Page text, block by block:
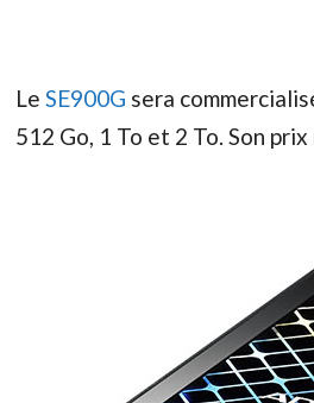
Le SE900G sera
512 Go, 1 To et 2 To. Son